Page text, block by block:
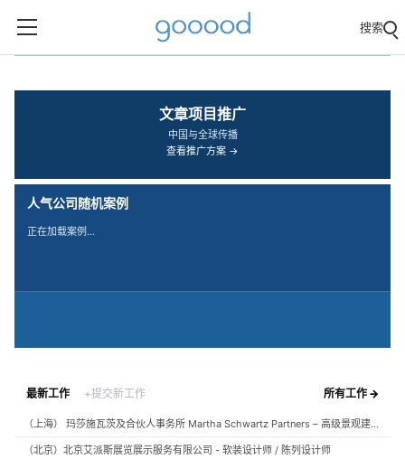
搜索
文章项目推广
中国与全球传播
查看推广方案 →
人气公司随机案例
正在加载案例…
最新工作 +提交新工作 所有工作 →
（上海） 玛莎施瓦茨及合伙人事务所 Martha Schwartz Partners – 高级景观建筑师 Senior Landscape Designer / 景观建筑师 Landscape Designer
（北京）北京艾派斯展览展示服务有限公司 - 软装设计师 / 陈列设计师